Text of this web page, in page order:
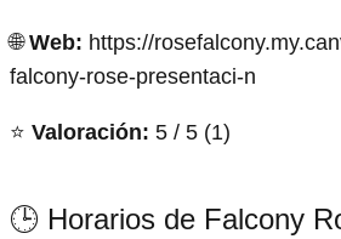
🌐Web: https://
falcony-rose-presentaci-n
⭐ Valoración: 5 / 5 (1)
🕒 Horarios de Falcony